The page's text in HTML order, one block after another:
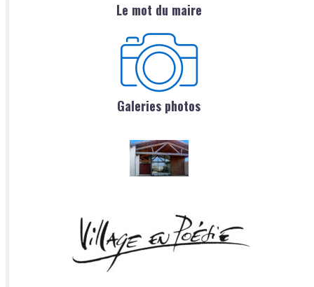
Le mot du maire
Galeries photos